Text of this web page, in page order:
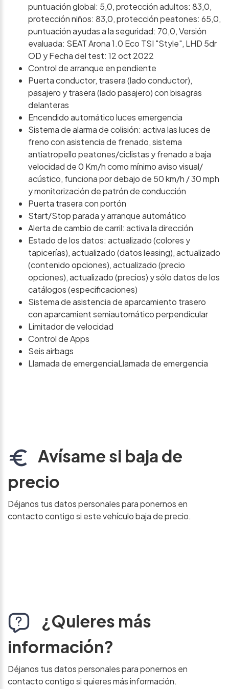
puntuación global: 5,0, protección adultos: 83,0,
protección niños: 83,0, protección peatones: 65,0,
puntuación ayudas a la seguridad: 70,0, Versión
evaluada: SEAT Arona 1.0 Eco TSI "Style", LHD 5dr
OD y Fecha del test: 12 oct 2022
Control de arranque en pendiente
Puerta conductor, trasera (lado conductor),
pasajero y trasera (lado pasajero) con bisagras
delanteras
Encendido automático luces emergencia
Sistema de alarma de colisión: activa las luces de
freno con asistencia de frenado, sistema
antiatropello peatones/ciclistas y frenado a baja
velocidad de 0 Km/h como mínimo aviso visual/
acústico, funciona por debajo de 50 km/h / 30 mph
y monitorización de patrón de conducción
Puerta trasera con portón
Start/Stop parada y arranque automático
Alerta de cambio de carril: activa la dirección
Estado de los datos: actualizado (colores y
tapicerías), actualizado (datos leasing), actualizado
(contenido opciones), actualizado (precio
opciones), actualizado (precios) y sólo datos de los
catálogos (especificaciones)
Sistema de asistencia de aparcamiento trasero
con aparcamient semiautomático perpendicular
Limitador de velocidad
Control de Apps
Seis airbags
Llamada de emergenciaLlamada de emergencia
Avísame si baja de
precio
Déjanos tus datos personales para ponernos en
contacto contigo si este vehículo baja de precio.
¿Quieres más
información?
Déjanos tus datos personales para ponernos en
contacto contigo si quieres más información.